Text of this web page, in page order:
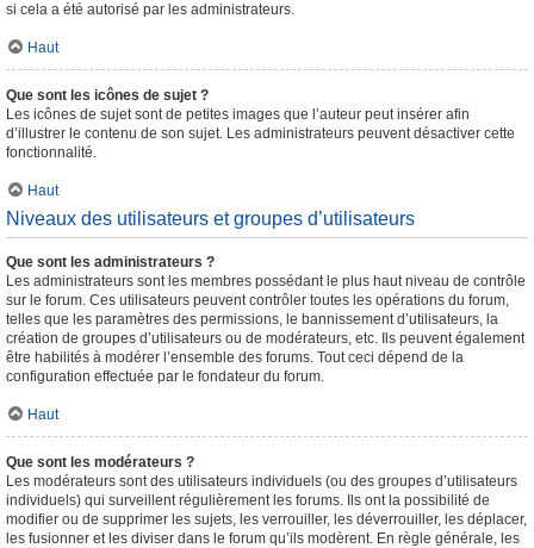
si cela a été autorisé par les administrateurs.
Haut
Que sont les icônes de sujet ?
Les icônes de sujet sont de petites images que l’auteur peut insérer afin
d’illustrer le contenu de son sujet. Les administrateurs peuvent désactiver cette
fonctionnalité.
Haut
Niveaux des utilisateurs et groupes d’utilisateurs
Que sont les administrateurs ?
Les administrateurs sont les membres possédant le plus haut niveau de contrôle
sur le forum. Ces utilisateurs peuvent contrôler toutes les opérations du forum,
telles que les paramètres des permissions, le bannissement d’utilisateurs, la
création de groupes d’utilisateurs ou de modérateurs, etc. Ils peuvent également
être habilités à modérer l’ensemble des forums. Tout ceci dépend de la
configuration effectuée par le fondateur du forum.
Haut
Que sont les modérateurs ?
Les modérateurs sont des utilisateurs individuels (ou des groupes d’utilisateurs
individuels) qui surveillent régulièrement les forums. Ils ont la possibilité de
modifier ou de supprimer les sujets, les verrouiller, les déverrouiller, les déplacer,
les fusionner et les diviser dans le forum qu’ils modèrent. En règle générale, les